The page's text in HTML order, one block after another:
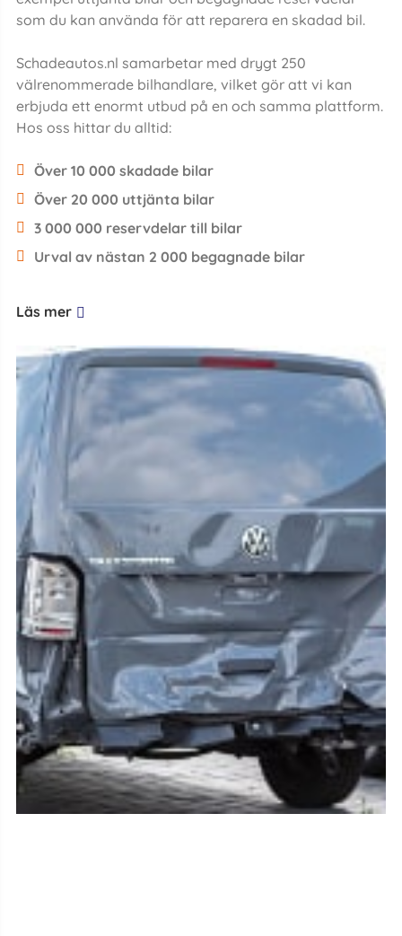
som du kan använda för att reparera en skadad bil.
Schadeautos.nl samarbetar med drygt 250
välrenommerade bilhandlare, vilket gör att vi kan
erbjuda ett enormt utbud på en och samma plattform.
Hos oss hittar du alltid:
Över 10 000 skadade bilar
Över 20 000 uttjänta bilar
3 000 000 reservdelar till bilar
Urval av nästan 2 000 begagnade bilar
Läs mer